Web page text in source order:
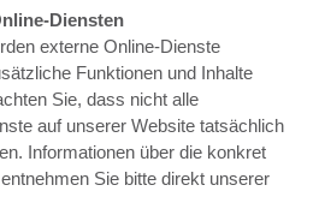
Diensten
externe Online-Dienste
Funktionen und Inhalte
Sie, dass nicht alle
auf unserer Website tatsächlich
Informationen über die konkret
Sie bitte direkt unserer